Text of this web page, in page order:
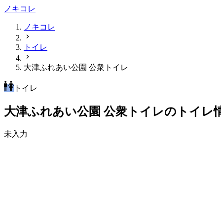
ノキコレ
ノキコレ
トイレ
大津ふれあい公園 公衆トイレ
トイレ
大津ふれあい公園 公衆トイレのトイレ
未入力